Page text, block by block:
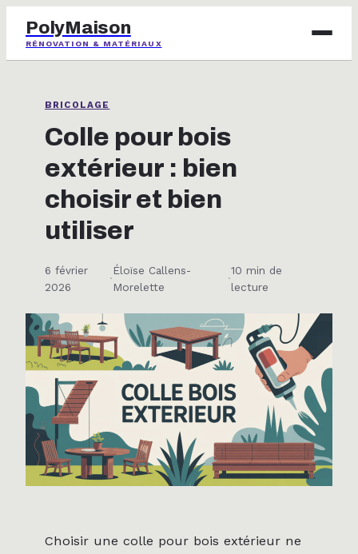
PolyMaison
RÉNOVATION & MATÉRIAUX
IMMOBILIER
JARDINAGE
MAISON & DÉCO
BRICOLAGE
Colle pour bois
extérieur : bien
choisir et bien
utiliser
6 février
2026
·
Éloïse Callens-
Morelette
·
10 min de
lecture
Choisir une colle pour bois extérieur ne